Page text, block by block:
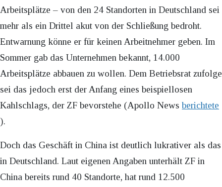
Arbeitsplätze – von den 24 Standorten in Deutschland sei
mehr als ein Drittel akut von der Schließung bedroht.
Entwarnung könne er für keinen Arbeitnehmer geben. Im
Sommer gab das Unternehmen bekannt, 14.000
Arbeitsplätze abbauen zu wollen. Dem Betriebsrat zufolge
sei das jedoch erst der Anfang eines beispiellosen
Kahlschlags, der ZF bevorstehe (Apollo Newsberichtete
).
Doch das Geschäft in China ist deutlich lukrativer als das
in Deutschland. Laut eigenen Angaben unterhält ZF in
China bereits rund 40 Standorte, hat rund 12.500